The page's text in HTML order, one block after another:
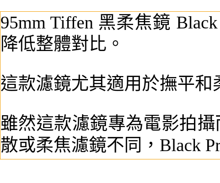
95mm Tiffen 黑柔焦鏡
降低整體對比。
這款濾鏡尤其適用於撫平
雖然這款濾鏡專為電影拍
散或柔焦濾鏡不同，Black